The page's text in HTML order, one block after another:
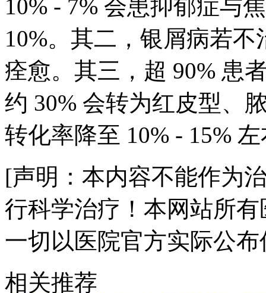
10% - 7% 会患抑郁症与
10%。其二，银屑病若
痊愈。其三，超 90% 患
约 30% 会转为红皮型、
转化率降至 10% - 15%
[声明：本内容不能作为
行科学治疗！本网站所
一切以医院官方实际公
相关推荐